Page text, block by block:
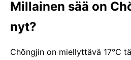
Millainen sää on
nyt?
Chŏngjin on miellyttävä 17°C